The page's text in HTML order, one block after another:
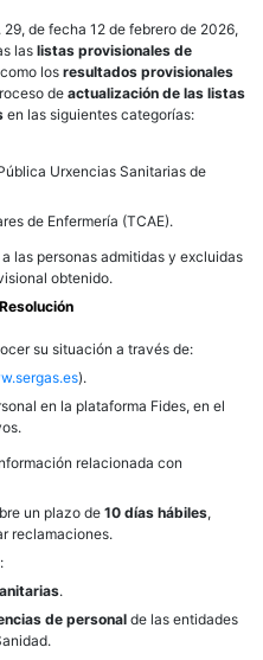
29, de fecha 12 de febrero de 2026,
las listas provisionales de
losresultados provisionales
de actualización de las listas
en las siguientes categorías:
Urxencias Sanitarias de
de Enfermería (TCAE).
las personas admitidas y excluidas
obtenido.
su situación a través de:
).
en la plataforma Fides, en el
relacionada con
un plazo de 10 días hábiles,
reclamaciones.
.
de personalde las entidades